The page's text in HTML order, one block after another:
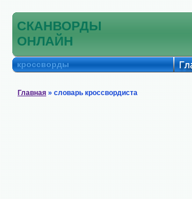
СКАНВОРДЫ
ОНЛАЙН
кроссворды
Главная » словарь кроссвордиста